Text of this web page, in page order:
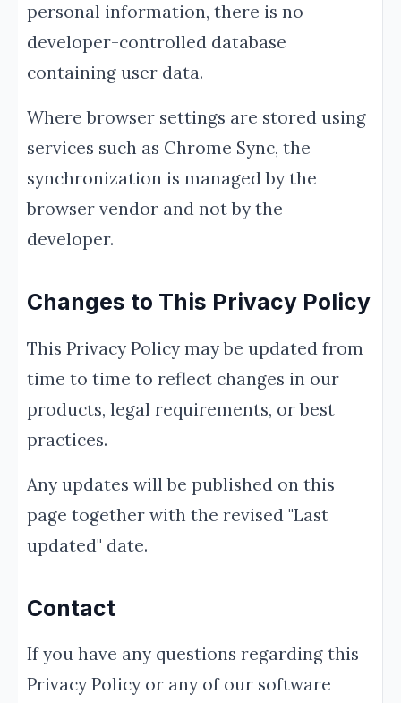
personal information, there is no
developer-controlled database
containing user data.
Where browser settings are stored using
services such as Chrome Sync, the
synchronization is managed by the
browser vendor and not by the
developer.
Changes to This Privacy Policy
This Privacy Policy may be updated from
time to time to reflect changes in our
products, legal requirements, or best
practices.
Any updates will be published on this
page together with the revised "Last
updated" date.
Contact
If you have any questions regarding this
Privacy Policy or any of our software